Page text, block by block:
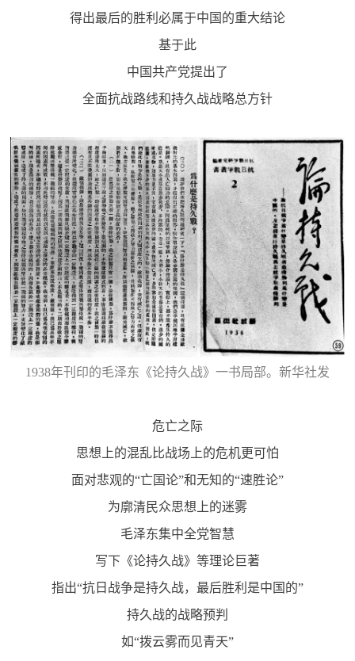
得出最后的胜利必属于中国的重大结论
基于此
中国共产党提出了
全面抗战路线和持久战战略总方针
1938年刊印的毛泽东《论持久战》一书局部。新华社发
危亡之际
思想上的混乱比战场上的危机更可怕
面对悲观的“亡国论”和无知的“速胜论”
为廓清民众思想上的迷雾
毛泽东集中全党智慧
写下《论持久战》等理论巨著
指出“抗日战争是持久战，最后胜利是中国的”
持久战的战略预判
如“拨云雾而见青天”